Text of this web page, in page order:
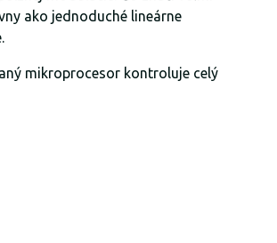
ako jednoduché lineárne
mikroprocesor kontroluje celý